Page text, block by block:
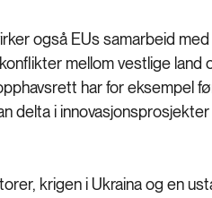
også EUs samarbeid
mellom vestlige land
har for eksempel
delta i
krigen i Ukraina og en